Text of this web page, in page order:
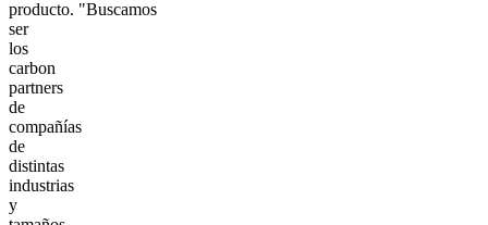
producto. "Buscamos
ser
los
carbon
partners
de
compañías
de
distintas
industrias
y